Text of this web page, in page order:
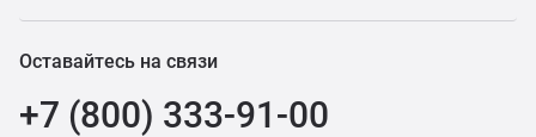
Оставайтесь на связи
+7 (800) 333-91-00